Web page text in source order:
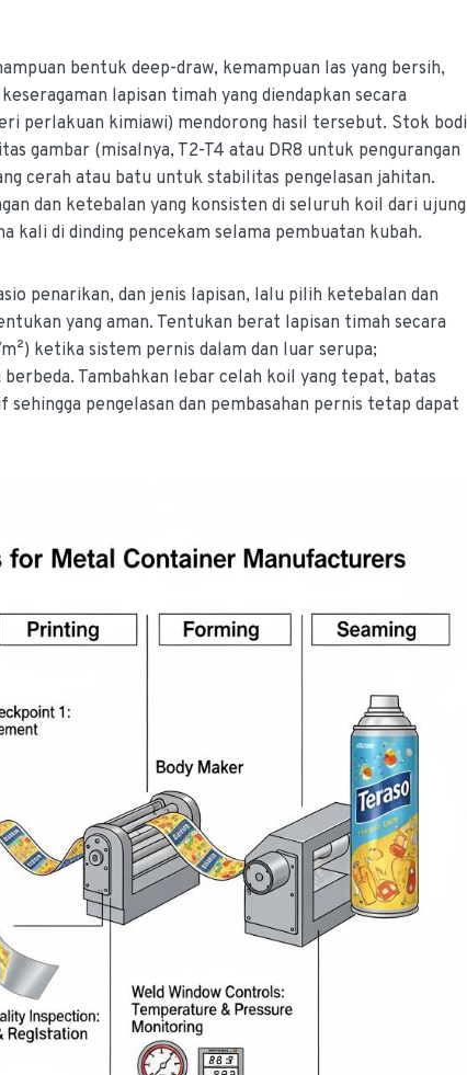
bentuk deep-draw, kemampuan las yang bersih,
lapisan timah yang diendapkan secara
perlakuan kimiawi) mendorong hasil tersebut. Stok bodi
gambar (misalnya, T2-T4 atau DR8 untuk pengurangan
cerah atau batu untuk stabilitas pengelasan jahitan.
dan ketebalan yang konsisten di seluruh koil dari ujung
kali di dinding pencekam selama pembuatan kubah.
penarikan, dan jenis lapisan, lalu pilih ketebalan dan
yang aman. Tentukan berat lapisan timah secara
ketika sistem pernis dalam dan luar serupa;
Tambahkan lebar celah koil yang tepat, batas
pengelasan dan pembasahan pernis tetap dapat